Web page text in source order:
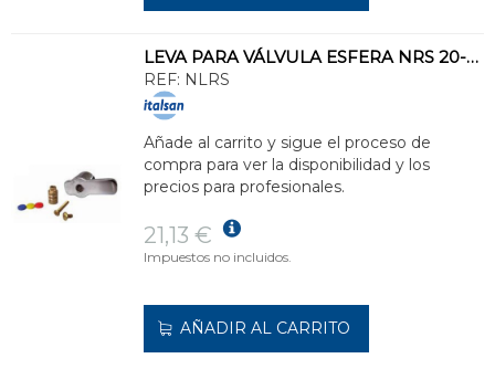
LEVA PARA VÁLVULA ESFERA NRS 20-25-32
REF: NLRS
Añade al carrito y sigue el proceso de
compra para ver la disponibilidad y los
precios para profesionales.
21,13 €
Impuestos no incluidos.
AÑADIR AL CARRITO